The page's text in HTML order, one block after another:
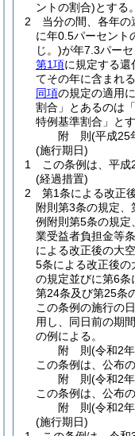
ントの割合)とする。
2
当分の間、各年
に年0.5パーセント
じ。)が年7.3パーセ
第1項に規定する還
てその年に含まれ
同項の規定の適用
割合」とあるのは
特例基準割合」とす
附 則(平成25
(施行期日)
1
この条例は、平成
(経過措置)
2
第1条による改正
附則第3条の規定
例附則第5条の規
業受益者負担金等
による改正後の大
5条による改正後の
の規定並びに第6条
第24条及び第25条
この条例の施行の
用し、同日前の期
の例による。
附 則(令和2
この条例は、公布
附 則(令和2
この条例は、公布
附 則(令和2
(施行期日)